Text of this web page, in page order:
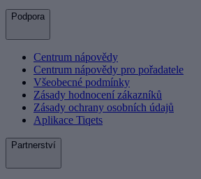
Podpora
Centrum nápovědy
Centrum nápovědy pro pořadatele
Všeobecné podmínky
Zásady hodnocení zákazníků
Zásady ochrany osobních údajů
Aplikace Tiqets
Partnerství